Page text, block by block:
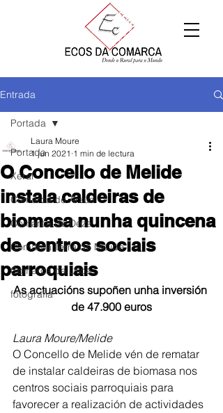
Entrada
Portada
Xeral
Comarca de Arzúa
Comarca de Deza
Comarca Terra de Melide
Comarca da Ulloa
fotografía
Portada
O Concello de Melide
instala caldeiras de
biomasa nunha quincena
de centros sociais
parroquiais
Laura Moure
1 jun 2021 1 min de lectura
As actuacións supoñen unha inversión
de 47.900 euros
Laura Moure/Melide
O Concello de Melide vén de rematar
de instalar caldeiras de biomasa nos
centros sociais parroquiais para
favorecer a realización de actividades